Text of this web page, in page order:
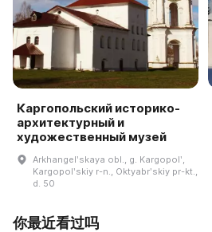
Каргопольский историко-
архитектурный и
художественный музей
Arkhangelʹskaya obl., g. Kargopolʹ,
Kargopolʹskiy r-n., Oktyabrʹskiy pr-kt.,
d. 50
你最近看过吗